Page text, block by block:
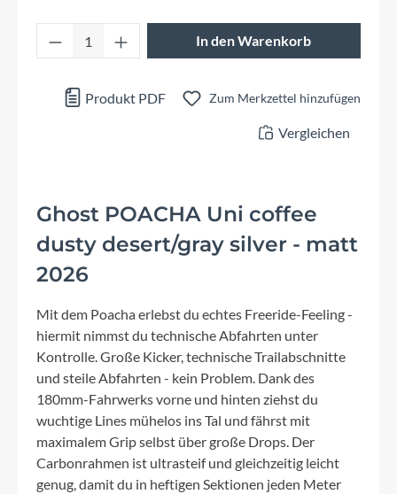
Produkt Anzahl: Gib den gewünschten
In den Warenkorb
Produkt PDF Zum Merkzettel hinzufügen
Vergleichen
Ghost POACHA Uni coffee
dusty desert/gray silver - matt
2026
Mit dem Poacha erlebst du echtes Freeride-Feeling -
hiermit nimmst du technische Abfahrten unter
Kontrolle. Große Kicker, technische Trailabschnitte
und steile Abfahrten - kein Problem. Dank des
180mm-Fahrwerks vorne und hinten ziehst du
wuchtige Lines mühelos ins Tal und fährst mit
maximalem Grip selbst über große Drops. Der
Carbonrahmen ist ultrasteif und gleichzeitig leicht
genug, damit du in heftigen Sektionen jeden Meter